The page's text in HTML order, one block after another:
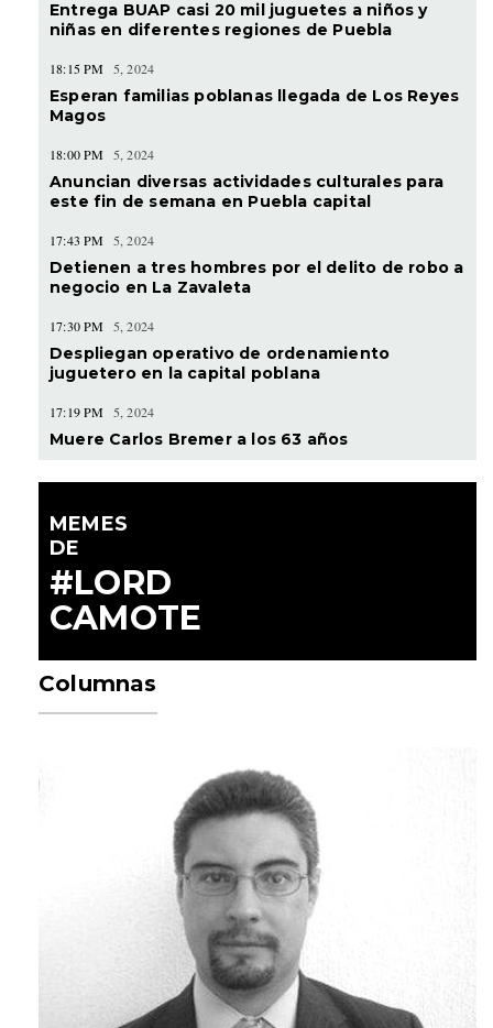
Entrega BUAP casi 20 mil juguetes a niños y
niñas en diferentes regiones de Puebla
18:15 PM 5, 2024
Esperan familias poblanas llegada de Los Reyes
Magos
18:00 PM 5, 2024
Anuncian diversas actividades culturales para
este fin de semana en Puebla capital
17:43 PM 5, 2024
Detienen a tres hombres por el delito de robo a
negocio en La Zavaleta
17:30 PM 5, 2024
Despliegan operativo de ordenamiento
juguetero en la capital poblana
17:19 PM 5, 2024
Muere Carlos Bremer a los 63 años
MEMES
DE
#LORD
CAMOTE
Columnas